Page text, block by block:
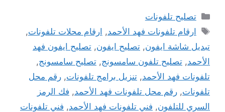
التصنيفات
تصليح تلفونات
الوسوم
ارقام تلفونات فهد الأحمد, ارقام محلات تلفونات,
تبديل شاشة ايفون, تصليح ايفون, تصليح ايفون فهد
الأحمد, تصليح تلفون سامسونج, تصليح سامسونج,
تلفونات فهد الأحمد, تنزيل برامج تلفونات, رقم محل
تلفونات, رقم محل تلفونات فهد الأحمد, فك الرمز
السري للتلفون, فني تلفونات فهد الأحمد, فني تلفونات